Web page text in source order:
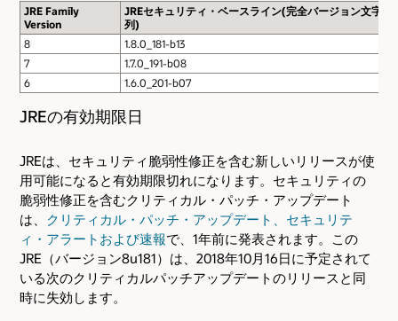
JRE Family
Version
JREセキュリティ・ベースライン(完全バージョン文字
列)
8
1.8.0_181-b13
7
1.7.0_191-b08
6
1.6.0_201-b07
JREの有効期限日
JREは、セキュリティ脆弱性修正を含む新しいリリースが使
用可能になると有効期限切れになります。セキュリティの
脆弱性修正を含むクリティカル・パッチ・アップデート
は、 クリティカル・パッチ・アップデート、セキュリテ
ィ・アラートおよび速報で、1年前に発表されます。この
JRE（バージョン8u181）は、2018年10月16日に予定されて
いる次のクリティカルパッチアップデートのリリースと同
時に失効します。